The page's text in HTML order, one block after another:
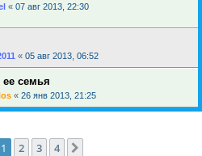
« 07 авг 2013, 22:30
« 05 авг 2013, 06:52
ее семья
« 26 янв 2013, 21:25
1 2 3 4